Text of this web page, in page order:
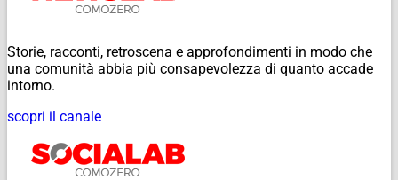
Storie, racconti, retroscena e approfondimenti in modo che
una comunità abbia più consapevolezza di quanto accade
intorno.
scopri il canale